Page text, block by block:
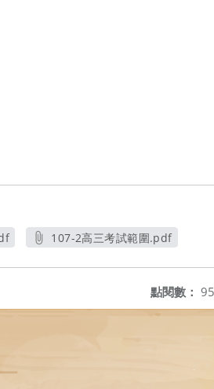
107-2高三考試範圍.pdf
點閱數：